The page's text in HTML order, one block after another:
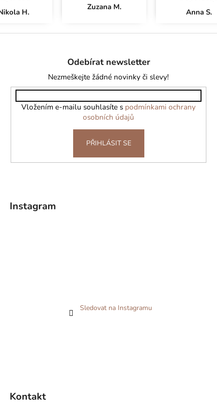
H.
Zuzana M.
Anna S.
Odebírat newsletter
Nezmeškejte žádné novinky či slevy!
Vložením e-mailu souhlasíte s podmínkami ochrany
osobních údajů
PŘIHLÁSIT SE
Instagram
Sledovat na Instagramu
Kontakt